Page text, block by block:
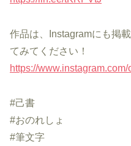
作品は、Instagramにも掲
てみてください！
https://
#己書
#おのれしょ
#筆文字